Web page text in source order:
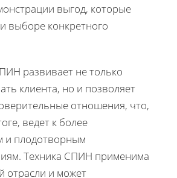
выгод, которые
выборе конкретного
развивает не только
клиента, но и позволяет
отношения, что,
ведет к более
и плодотворным
Техника СПИН применима
отрасли и может